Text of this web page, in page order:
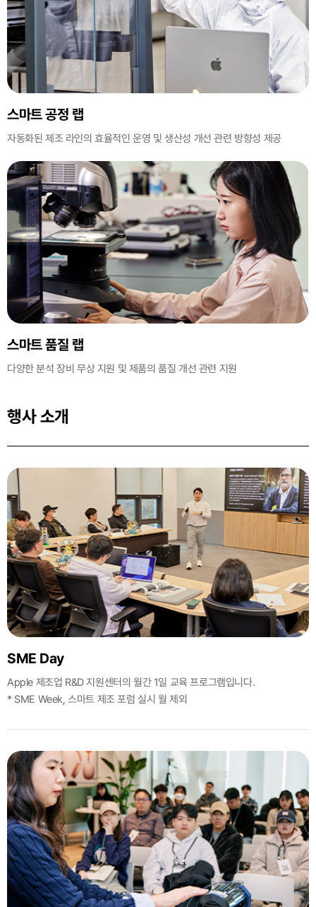
스마트 공정 랩
자동화된 제조 라인의 효율적인 운영 및생산성 개선 관련 방향성 제공
스마트 품질 랩
다양한 분석 장비 무상 지원 및 제품의 품질 개선 관련 지원
행사 소개
SME Day
Apple 제조업 R&D 지원센터의 월간 1일 교육 프로그램입니다.
* SME Week, 스마트 제조 포럼 실시 월 제외